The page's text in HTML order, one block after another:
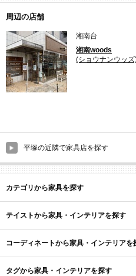
周辺の店舗
湘南台
湘南woods
(ショウナンウッズ
平塚の近隣で家具店を探す
カテゴリから家具を探す
テイストから家具・インテリアを探す
コーディネートから家具・インテリアを
タグから家具・インテリアを探す